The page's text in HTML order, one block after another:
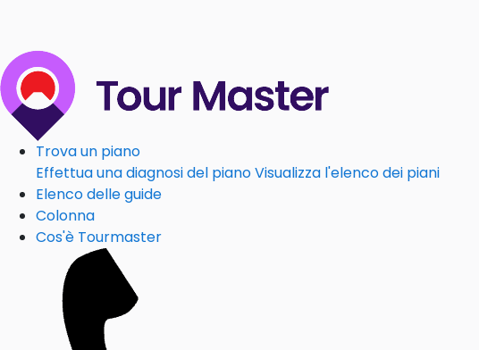
Trova un piano
Effettua una diagnosi del pianoVisualizza l'elenco dei piani
Elenco delle guide
Colonna
Cos'è Tourmaster